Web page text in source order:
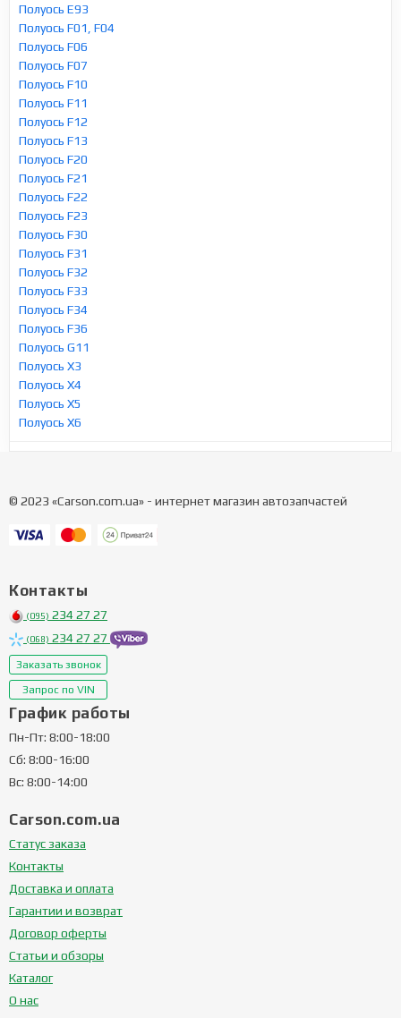
Полуось E93
Полуось F01, F04
Полуось F06
Полуось F07
Полуось F10
Полуось F11
Полуось F12
Полуось F13
Полуось F20
Полуось F21
Полуось F22
Полуось F23
Полуось F30
Полуось F31
Полуось F32
Полуось F33
Полуось F34
Полуось F36
Полуось G11
Полуось X3
Полуось X4
Полуось X5
Полуось X6
© 2023 «Carson.com.ua» - интернет магазин автозапчастей
Контакты
(095) 234 27 27
(068) 234 27 27
Заказать звонок
Запрос по VIN
График работы
Пн-Пт: 8:00-18:00
Сб: 8:00-16:00
Вс: 8:00-14:00
Carson.com.ua
Статус заказа
Контакты
Доставка и оплата
Гарантии и возврат
Договор оферты
Статьи и обзоры
Каталог
О нас